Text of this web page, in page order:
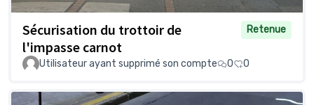
Sécurisation du trottoir de
l'impasse carnot
Retenue
Utilisateur ayant supprimé son compte 0 0